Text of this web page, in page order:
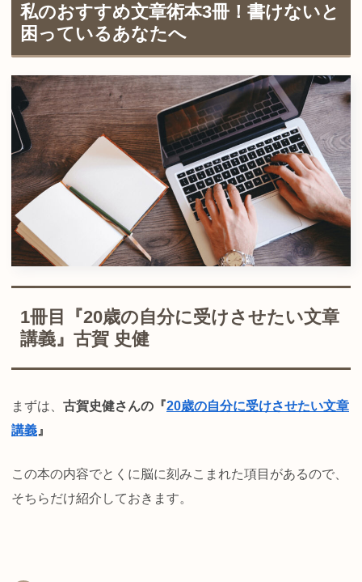
私のおすすめ文章術本3冊！書けないと
困っているあなたへ
1冊目『20歳の自分に受けさせたい文章
講義』古賀 史健
まずは、 古賀史健さんの『20歳の自分に受けさせたい文章
講義 』
この本の内容でとくに脳に刻みこまれた項目があるので、
そちらだけ紹介しておきます。